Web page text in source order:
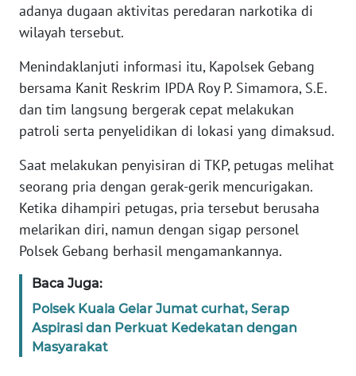
adanya dugaan aktivitas peredaran narkotika di
wilayah tersebut.
Menindaklanjuti informasi itu, Kapolsek Gebang
bersama Kanit Reskrim IPDA Roy P. Simamora, S.E.
dan tim langsung bergerak cepat melakukan
patroli serta penyelidikan di lokasi yang dimaksud.
Saat melakukan penyisiran di TKP, petugas melihat
seorang pria dengan gerak-gerik mencurigakan.
Ketika dihampiri petugas, pria tersebut berusaha
melarikan diri, namun dengan sigap personel
Polsek Gebang berhasil mengamankannya.
Baca Juga:
Polsek Kuala Gelar Jumat curhat, Serap
Aspirasi dan Perkuat Kedekatan dengan
Masyarakat
WN
BABEL
WN
SUMBAR
WN
BENGKULU
WN
WN
JATENG